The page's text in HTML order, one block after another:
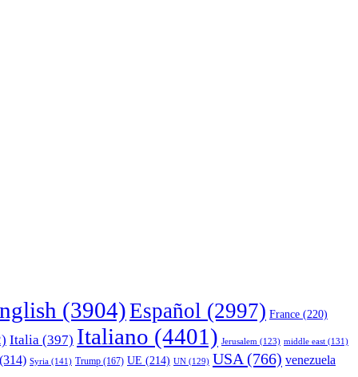
(3904)Español (2997) France (220)
Italia (397) Italiano (4401) Jerusalem (123) middle east (131)
(314) Syria (141) Trump (167) UE (214) UN (129) USA (766) venezuela